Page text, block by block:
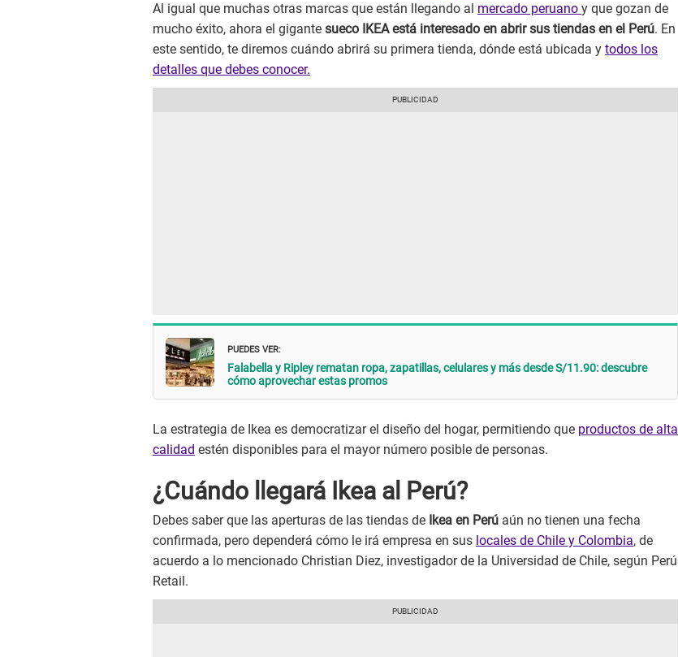
Al igual que muchas otras marcas que están llegando al mercado peruano y que gozan de
mucho éxito, ahora el gigante sueco IKEA está interesado en abrir sus tiendas en el Perú. En
este sentido, te diremos cuándo abrirá su primera tienda, dónde está ubicada y todos los
detalles que debes conocer.
PUEDES VER:
Falabella y Ripley rematan ropa, zapatillas, celulares y más desde S/11.90: descubre
cómo aprovechar estas promos
La estrategia de Ikea es democratizar el diseño del hogar, permitiendo que productos de alta
calidad estén disponibles para el mayor número posible de personas.
¿Cuándo llegará Ikea al Perú?
Debes saber que las aperturas de las tiendas de Ikea en Perú aún no tienen una fecha
confirmada, pero dependerá cómo le irá empresa en sus locales de Chile y Colombia, de
acuerdo a lo mencionado Christian Diez, investigador de la Universidad de Chile, según Perú
Retail.